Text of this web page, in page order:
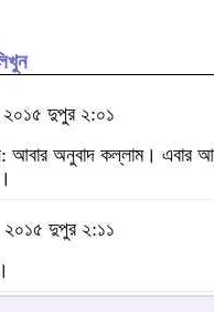
২০১৫ দুপুর ২:০১
আবার অনুবাদ কল্লাম। এবার
২০১৫ দুপুর ২:১১